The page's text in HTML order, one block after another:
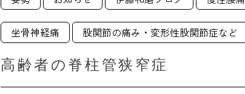
坐骨神経痛 股関節の痛み・変形性股関節症など
高齢者の脊柱管狭窄症